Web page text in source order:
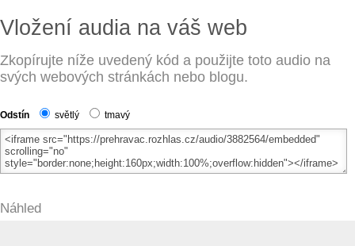
Vložení audia na váš web
Zkopírujte níže uvedený kód a použijte toto audio na
svých webových stránkách nebo blogu.
Odstín světlý tmavý
Náhled